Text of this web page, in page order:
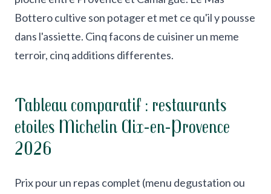
Bottero cultive son potager et met ce qu'il y pousse
dans l'assiette. Cinq facons de cuisiner un meme
terroir, cinq additions differentes.
Tableau comparatif : restaurants
etoiles Michelin Aix-en-Provence
2026
Prix pour un repas complet (menu degustation ou